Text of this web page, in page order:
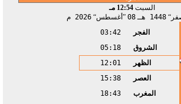
السبت 12:54 مـ
1448 هـ 08 أغسطس 2026 م
الفجر
03:42
الشروق
05:18
الظهر
12:01
العصر
15:38
المغرب
18:43